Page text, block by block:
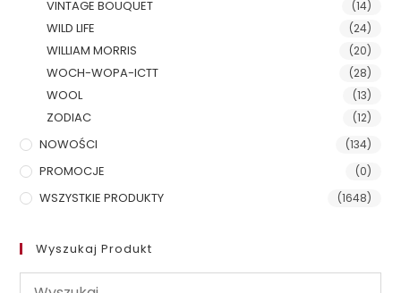
VINTAGE BOUQUET (14)
WILD LIFE (24)
WILLIAM MORRIS (20)
WOCH-WOPA-ICTT (28)
WOOL (13)
ZODIAC (12)
NOWOŚCI (134)
PROMOCJE (0)
WSZYSTKIE PRODUKTY (1648)
Wyszukaj Produkt